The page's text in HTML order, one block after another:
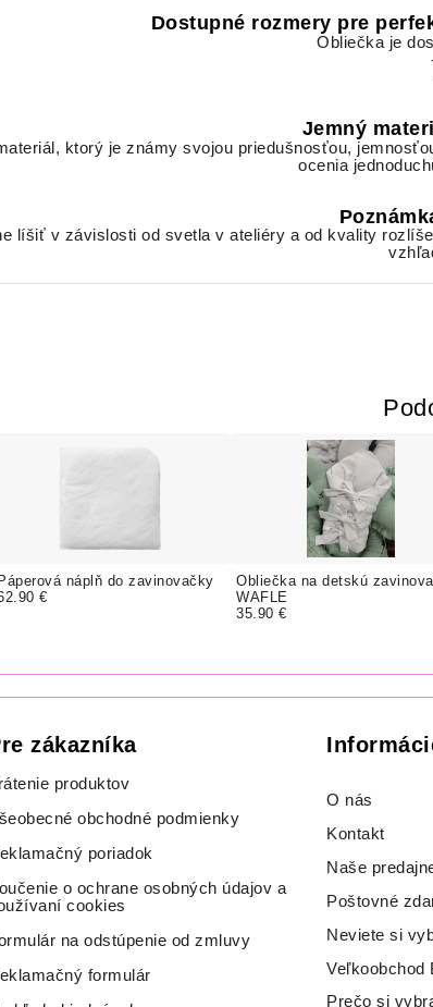
Dostupné rozmery pre
Obliečka je
Jemný
ktorý je známy svojou priedušnosťou,
ocenia
líšiť v závislosti od svetla v ateliéry a od kvality
Páperová náplň do zavinovačky
€
Obliečka na detskú
WAFLE
35.90 €
zákazníka
produktov
obchodné podmienky
poriadok
o ochrane osobných údajov a
cookies
na odstúpenie od zmluvy
formulár
O nás
Kontakt
Naše
Poštovné
Neviete si
Veľkoobchod
Prečo si